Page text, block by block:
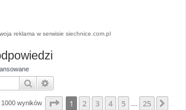
reklama w serwisie siechnice.com.pl
Szukaj
wyników Strona z25
1 2 3 4 5 25